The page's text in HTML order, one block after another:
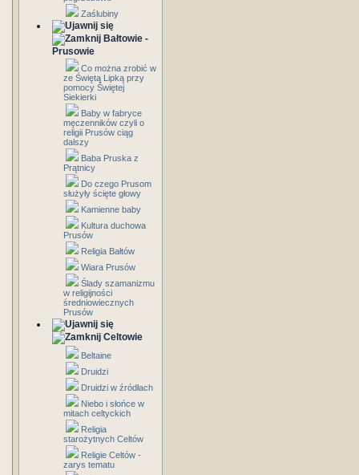
Zaślubiny
Bałtowie -
Prusowie
Co można zrobić w
ze Świętą Lipką przy
pomocy Świętej
Siekierki
Baby w fabryce
męczenników czyli o
religii Prusów ciąg
dalszy
Baba Pruska z
Prątnicy
Do czego Prusom
służyły ścięte głowy
Kamienne baby
Kultura duchowa
Prusów
Religia Bałtów
Wiara Prusów
Ślady szamanizmu
w religijności
średniowiecznych
Prusów
Celtowie
Beltaine
Druidzi
Druidzi w źródłach
Niebo i słońce w
mitach celtyckich
Religia
starożytnych Celtów
Religie Celtów -
zarys tematu